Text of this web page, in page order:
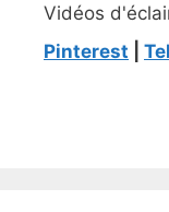
Vidéos
Pinterest